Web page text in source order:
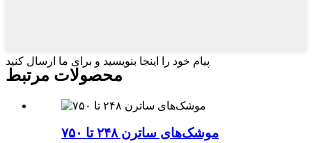
پیام خود را اینجا بنویسید و برای ما ارسال کنید
محصولات مرتبط
موشک‌های ساترن ۲۴۸ تا ۷۵۰